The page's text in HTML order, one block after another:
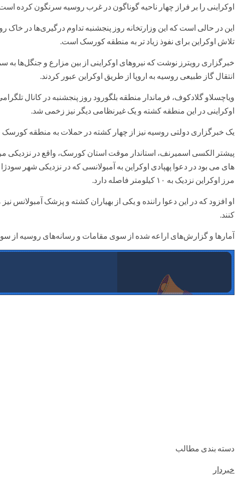
اوکراینی را بر فراز چهار ناحیه گوناگون در غرب روسیه سرنگون کرده
این در حالی است که این وزارتخانه روز پنجشنبه تداوم درگیری‌ها در خاک
تلاش اوکراین برای نفوذ زیاد تر به منطقه کورسک است.
خبرگزاری رویترز نوشت که نیروهای اوکراینی از بین مزارع و جنگل‌ها
انتقال گاز طبیعی روسیه به اروپا از طریق اوکراین عبور کردند.
ویاچسلاو گلادکوف، فرماندار منطقه بلگورود روز پنجشنبه در کانال
اوکراینی در این منطقه کشته و یک غیرنظامی دیگر نیز زخمی شد.
یک خبرگزاری دولتی روسیه نیز از چهار کشته در حملات به منطقه کورسک
پیشتر الکسی اسمیرنف، استاندار موقت استان کورسک، واقع در نزدیکی
های می بود در دعوا پهپادی اوکراین به آمبولانسی که در نزدیکی شهر
مرز اوکراین نزدیک به ۱۰ کیلومتر فاصله دارد.
او افزود که در این دعوا راننده و یکی از بهیاران کشته و پزشک
کنند.
آمارها و گزارش‌های اراعه شده از سوی مقامات و رسانه‌های روسیه از سوی
دسته بندی مطالب
خبردار